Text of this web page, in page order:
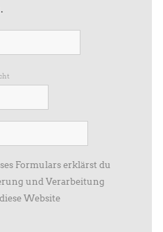
.
Formulars erklärst du
und Verarbeitung
Website